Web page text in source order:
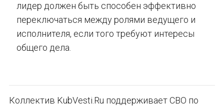
лидер должен быть способен эффективно
переключаться между ролями ведущего и
исполнителя, если того требуют интересы
общего дела.
Коллектив KubVesti.Ru поддерживает СВО по